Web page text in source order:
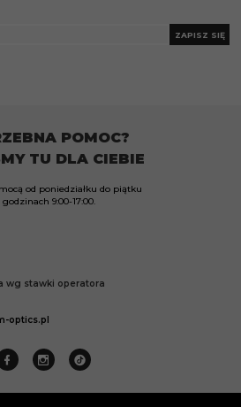
ZAPISZ SIĘ
POMOC?
TU DLA CIEBIE
od poniedziałku do piątku
godzinach 9:00-17:00.
wg stawki operatora
optics.pl